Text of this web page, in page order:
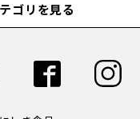
ゴリを見る